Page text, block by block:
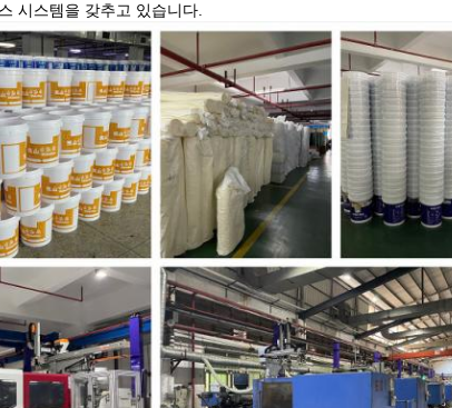
시스템을 갖추고 있습니다.